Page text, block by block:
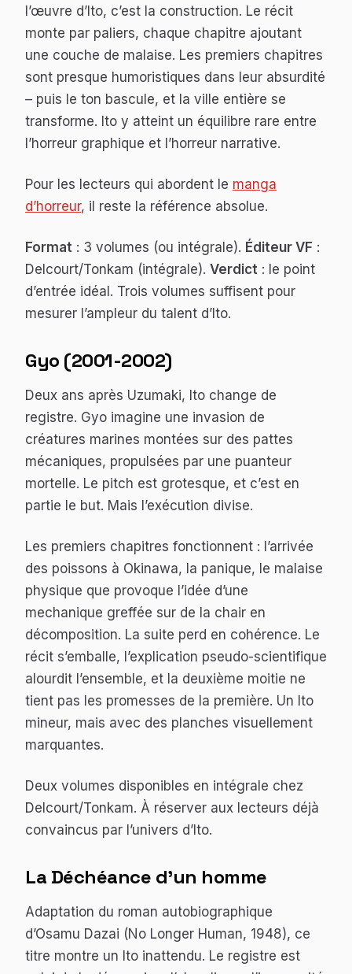
l’œuvre d’Ito, c’est la construction. Le récit
monte par paliers, chaque chapitre ajoutant
une couche de malaise. Les premiers chapitres
sont presque humoristiques dans leur absurdité
– puis le ton bascule, et la ville entière se
transforme. Ito y atteint un équilibre rare entre
l’horreur graphique et l’horreur narrative.
Pour les lecteurs qui abordent le manga
d’horreur, il reste la référence absolue.
Format : 3 volumes (ou intégrale). Éditeur VF :
Delcourt/Tonkam (intégrale). Verdict : le point
d’entrée idéal. Trois volumes suffisent pour
mesurer l’ampleur du talent d’Ito.
Gyo (2001-2002)
Deux ans après Uzumaki, Ito change de
registre. Gyo imagine une invasion de
créatures marines montées sur des pattes
mécaniques, propulsées par une puanteur
mortelle. Le pitch est grotesque, et c’est en
partie le but. Mais l’exécution divise.
Les premiers chapitres fonctionnent : l’arrivée
des poissons à Okinawa, la panique, le malaise
physique que provoque l’idée d’une
mechanique greffée sur de la chair en
décomposition. La suite perd en cohérence. Le
récit s’emballe, l’explication pseudo-scientifique
alourdit l’ensemble, et la deuxième moitie ne
tient pas les promesses de la première. Un Ito
mineur, mais avec des planches visuellement
marquantes.
Deux volumes disponibles en intégrale chez
Delcourt/Tonkam. À réserver aux lecteurs déjà
convaincus par l’univers d’Ito.
La Déchéance d’un homme
Adaptation du roman autobiographique
d’Osamu Dazai (No Longer Human, 1948), ce
titre montre un Ito inattendu. Le registre est